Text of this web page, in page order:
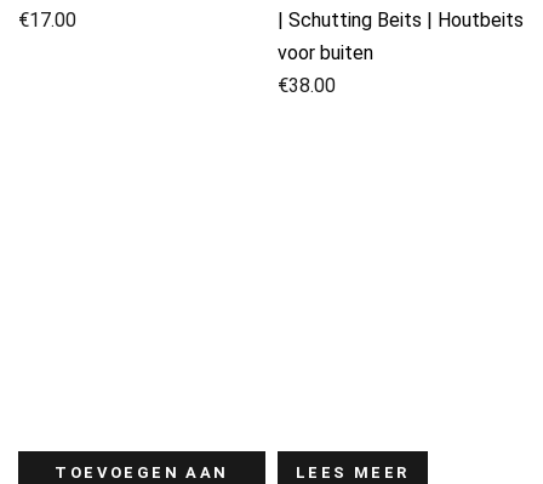
€17.00
| Schutting Beits | Houtbeits
voor buiten
€38.00
TOEVOEGEN AAN
LEES MEER